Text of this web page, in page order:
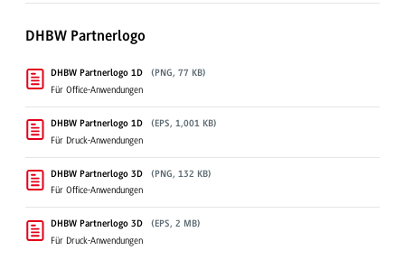
DHBW Partnerlogo
DHBW Partnerlogo 1D (PNG, 77 KB)
Für Office-Anwendungen
DHBW Partnerlogo 1D (EPS, 1,001 KB)
Für Druck-Anwendungen
DHBW Partnerlogo 3D (PNG, 132 KB)
Für Office-Anwendungen
DHBW Partnerlogo 3D (EPS, 2 MB)
Für Druck-Anwendungen